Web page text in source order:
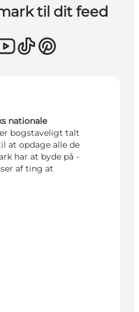
til dit feed
nationale
bogstaveligt talt
at opdage alle de
har at byde på -
af ting at